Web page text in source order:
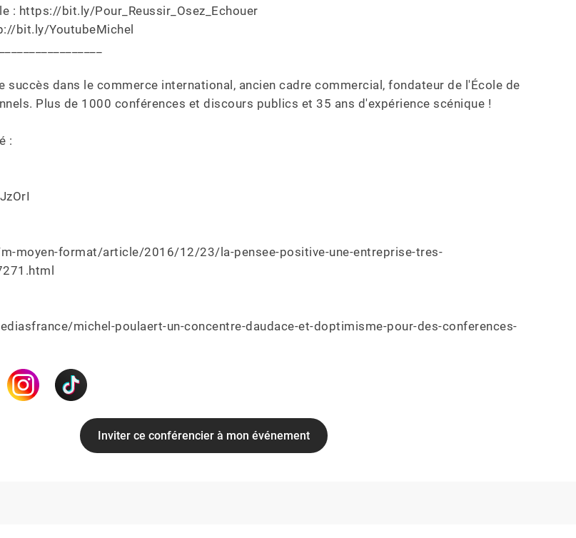
: https://bit.ly/Pour_Reussir_Osez_Echouer
bit.ly/YoutubeMichel
succès dans le commerce international, ancien cadre commercial, fondateur de l'École de
Plus de 1000 conférences et discours publics et 35 ans d'expérience scénique !
:
moyen-format/article/2016/12/23/la-pensee-positive-une-entreprise-tres-
michel-poulaert-un-concentre-daudace-et-doptimisme-pour-des-conferences-
Inviter ce conférencier à mon événement